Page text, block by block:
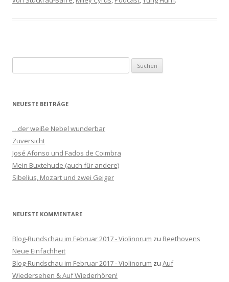
u
h
n
a
c
h
NEUESTE BEITRÄGE
…der weiße Nebel wunderbar
Zuversicht
José Afonso und Fados de Coimbra
Mein Buxtehude (auch für andere)
Sibelius, Mozart und zwei Geiger
NEUESTE KOMMENTARE
Blog-Rundschau im Februar 2017 - Violinorum zu Beethovens
Neue Einfachheit
Blog-Rundschau im Februar 2017 - Violinorum zu Auf
Wiedersehen & Auf Wiederhören!